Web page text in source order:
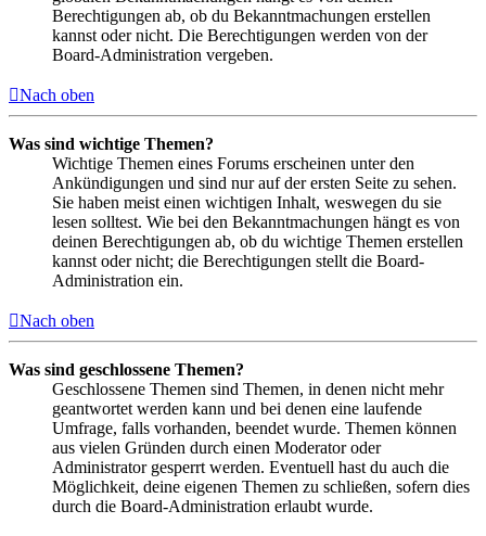
Berechtigungen ab, ob du Bekanntmachungen erstellen
kannst oder nicht. Die Berechtigungen werden von der
Board-Administration vergeben.
Nach oben
Was sind wichtige Themen?
Wichtige Themen eines Forums erscheinen unter den
Ankündigungen und sind nur auf der ersten Seite zu sehen.
Sie haben meist einen wichtigen Inhalt, weswegen du sie
lesen solltest. Wie bei den Bekanntmachungen hängt es von
deinen Berechtigungen ab, ob du wichtige Themen erstellen
kannst oder nicht; die Berechtigungen stellt die Board-
Administration ein.
Nach oben
Was sind geschlossene Themen?
Geschlossene Themen sind Themen, in denen nicht mehr
geantwortet werden kann und bei denen eine laufende
Umfrage, falls vorhanden, beendet wurde. Themen können
aus vielen Gründen durch einen Moderator oder
Administrator gesperrt werden. Eventuell hast du auch die
Möglichkeit, deine eigenen Themen zu schließen, sofern dies
durch die Board-Administration erlaubt wurde.